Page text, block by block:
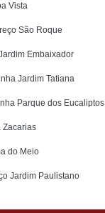
Vista
São Roque
Embaixador
Jardim Tatiana
Parque dos Eucaliptos
Zacarias
do Meio
Jardim Paulistano